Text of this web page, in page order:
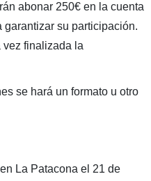
abonar 250€ en la cuenta
su participación.
vez finalizada la
se hará un formato u otro
La Patacona el 21 de